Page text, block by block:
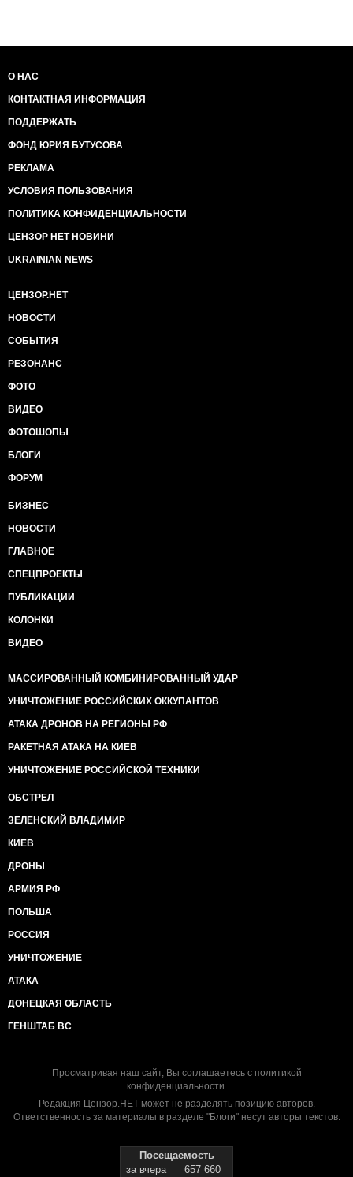
О НАС
КОНТАКТНАЯ ИНФОРМАЦИЯ
ПОДДЕРЖАТЬ
ФОНД ЮРИЯ БУТУСОВА
РЕКЛАМА
УСЛОВИЯ ПОЛЬЗОВАНИЯ
ПОЛИТИКА КОНФИДЕНЦИАЛЬНОСТИ
ЦЕНЗОР НЕТ НОВИНИ
UKRAINIAN NEWS
ЦЕНЗОР.НЕТ
НОВОСТИ
СОБЫТИЯ
РЕЗОНАНС
ФОТО
ВИДЕО
ФОТОШОПЫ
БЛОГИ
ФОРУМ
БИЗНЕС
НОВОСТИ
ГЛАВНОЕ
СПЕЦПРОЕКТЫ
ПУБЛИКАЦИИ
КОЛОНКИ
ВИДЕО
МАССИРОВАННЫЙ КОМБИНИРОВАННЫЙ УДАР
УНИЧТОЖЕНИЕ РОССИЙСКИХ ОККУПАНТОВ
АТАКА ДРОНОВ НА РЕГИОНЫ РФ
РАКЕТНАЯ АТАКА НА КИЕВ
УНИЧТОЖЕНИЕ РОССИЙСКОЙ ТЕХНИКИ
ОБСТРЕЛ
ЗЕЛЕНСКИЙ ВЛАДИМИР
КИЕВ
ДРОНЫ
АРМИЯ РФ
ПОЛЬША
РОССИЯ
УНИЧТОЖЕНИЕ
АТАКА
ДОНЕЦКАЯ ОБЛАСТЬ
ГЕНШТАБ ВС
Просматривая наш сайт, Вы соглашаетесь с политикой
конфиденциальности.
Редакция Цензор.НЕТ может не разделять позицию авторов.
Ответственность за материалы в разделе "Блоги" несут авторы текстов.
Посещаемость
за вчера
657 660